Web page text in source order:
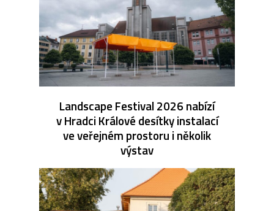
Landscape Festival 2026 nabízí
v Hradci Králové desítky instalací
ve veřejném prostoru i několik
výstav